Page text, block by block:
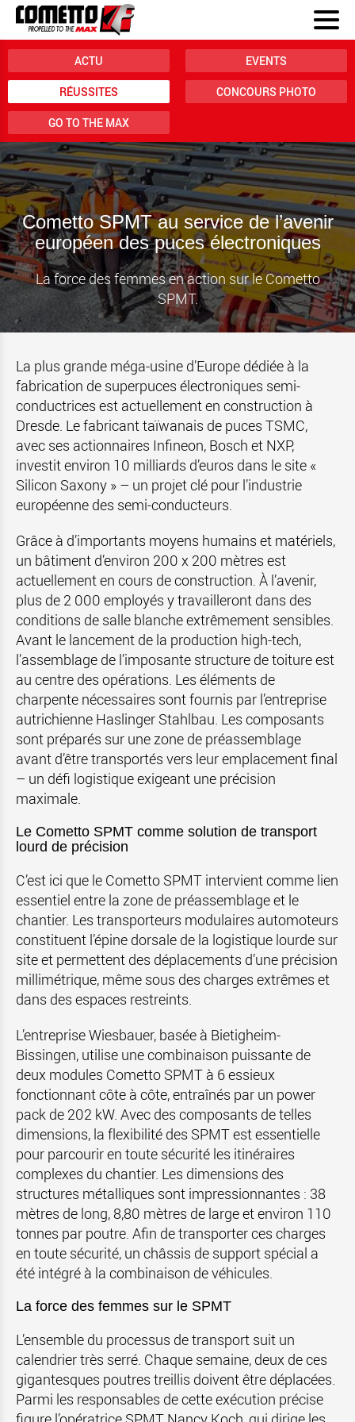
ACTU EVENTS
RÉUSSITES CONCOURS PHOTO
GO TO THE MAX
Cometto SPMT au service de l’avenir
européen des puces électroniques
La force des femmes en action sur le Cometto
SPMT.
La plus grande méga-usine d’Europe dédiée à la
fabrication de superpuces électroniques semi-
conductrices est actuellement en construction à
Dresde. Le fabricant taïwanais de puces TSMC,
avec ses actionnaires Infineon, Bosch et NXP,
investit environ 10 milliards d’euros dans le site «
Silicon Saxony » – un projet clé pour l’industrie
européenne des semi-conducteurs.
Grâce à d’importants moyens humains et matériels,
un bâtiment d’environ 200 x 200 mètres est
actuellement en cours de construction. À l’avenir,
plus de 2 000 employés y travailleront dans des
conditions de salle blanche extrêmement sensibles.
Avant le lancement de la production high-tech,
l’assemblage de l’imposante structure de toiture est
au centre des opérations. Les éléments de
charpente nécessaires sont fournis par l’entreprise
autrichienne Haslinger Stahlbau. Les composants
sont préparés sur une zone de préassemblage
avant d’être transportés vers leur emplacement final
– un défi logistique exigeant une précision
maximale.
Le Cometto SPMT comme solution de transport
lourd de précision
C’est ici que le Cometto SPMT intervient comme lien
essentiel entre la zone de préassemblage et le
chantier. Les transporteurs modulaires automoteurs
constituent l’épine dorsale de la logistique lourde sur
site et permettent des déplacements d’une précision
millimétrique, même sous des charges extrêmes et
dans des espaces restreints.
L’entreprise Wiesbauer, basée à Bietigheim-
Bissingen, utilise une combinaison puissante de
deux modules Cometto SPMT à 6 essieux
fonctionnant côte à côte, entraînés par un power
pack de 202 kW. Avec des composants de telles
dimensions, la flexibilité des SPMT est essentielle
pour parcourir en toute sécurité les itinéraires
complexes du chantier. Les dimensions des
structures métalliques sont impressionnantes : 38
mètres de long, 8,80 mètres de large et environ 110
tonnes par poutre. Afin de transporter ces charges
en toute sécurité, un châssis de support spécial a
été intégré à la combinaison de véhicules.
La force des femmes sur le SPMT
L’ensemble du processus de transport suit un
calendrier très serré. Chaque semaine, deux de ces
gigantesques poutres treillis doivent être déplacées.
Parmi les responsables de cette exécution précise